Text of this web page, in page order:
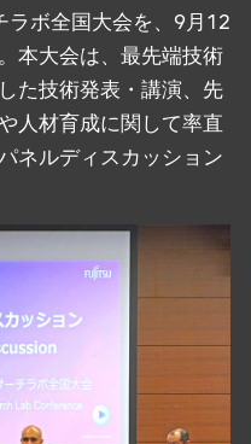
ラボ全国大会を、9月12
本大会は、最先端技術
た技術発表・講演、先
人材育成に関して率直
ネルディスカッション